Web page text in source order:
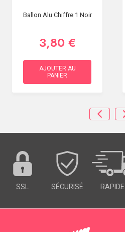
Ballon Alu Chiffre 1 Noir
3,80 €
AJOUTER AU
PANIER
SSL SÉCURISÉ RAPIDE